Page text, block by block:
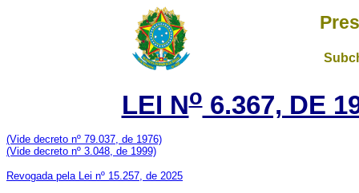
LEI No6.367, DE
(Vide decreto nº 79.037, de 1976)
(Vide decreto nº 3.048, de 1999)
Revogada pela Lei nº 15.257, de 2025